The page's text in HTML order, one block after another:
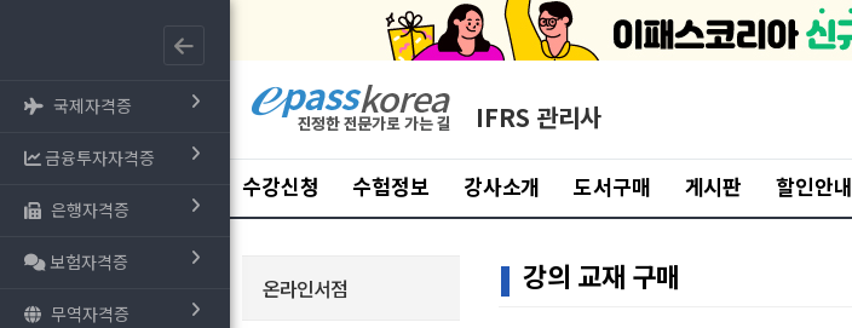
국제자격증
금융투자자격증
은행자격증
보험자격증
무역자격증
IFRS 관리사
수강신청 수험정보 강사소개 도서구매 게시판 할인안내
온라인서점 강의 교재 구매